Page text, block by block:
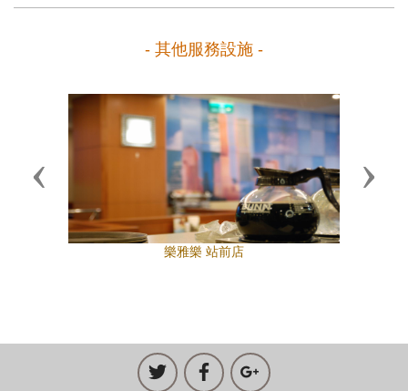
- 其他服務設施 -
樂雅樂 站前店
Previous Next